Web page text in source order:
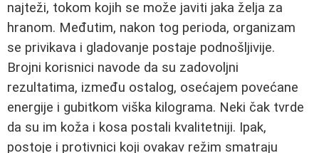
najteži, tokom kojih se može javiti jaka želja za
hranom. Međutim, nakon tog perioda, organizam
se privikava i gladovanje postaje podnošljivije.
Brojni korisnici navode da su zadovoljni
rezultatima, između ostalog, osećajem povećane
energije i gubitkom viška kilograma. Neki čak tvrde
da su im koža i kosa postali kvalitetniji. Ipak,
postoje i protivnici koji ovakav režim smatraju